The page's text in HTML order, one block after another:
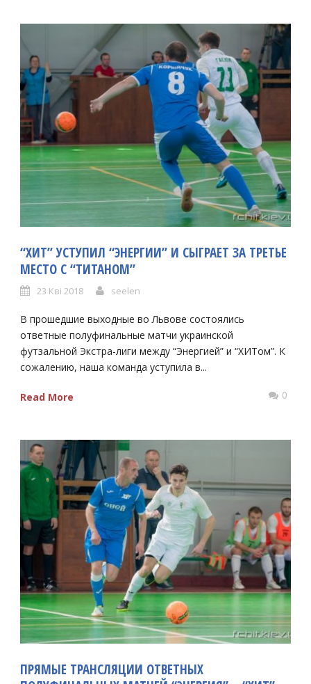
“ХИТ” УСТУПИЛ “ЭНЕРГИИ” И СЫГРАЕТ ЗА ТРЕТЬЕ
МЕСТО С “ТИТАНОМ”
23 Кві 2018 seelen
В прошедшие выходные во Львове состоялись
ответные полуфинальные матчи украинской
футзальной Экстра-лиги между “Энергией” и “ХИТом”. К
сожалению, наша команда уступила в...
Read More 0
ПРЯМЫЕ ТРАНСЛЯЦИИ ОТВЕТНЫХ